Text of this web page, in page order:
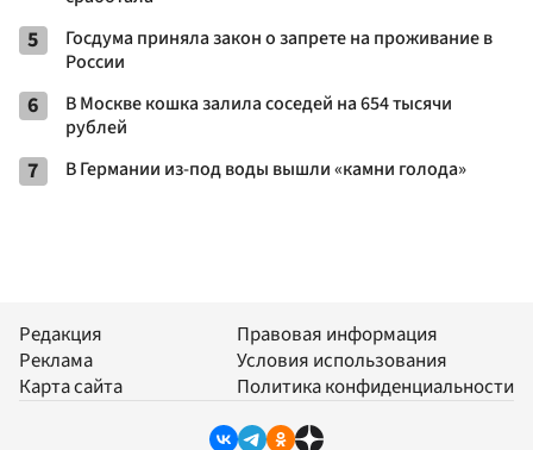
5
Госдума приняла закон о запрете на проживание в
России
6
В Москве кошка залила соседей на 654 тысячи
рублей
7 В Германии из-под воды вышли «камни голода»
Редакция
Реклама
Карта сайта
Правовая информация
Условия использования
Политика конфиденциальности